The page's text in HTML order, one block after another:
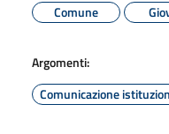
Comune
Argomenti:
Comunicazione